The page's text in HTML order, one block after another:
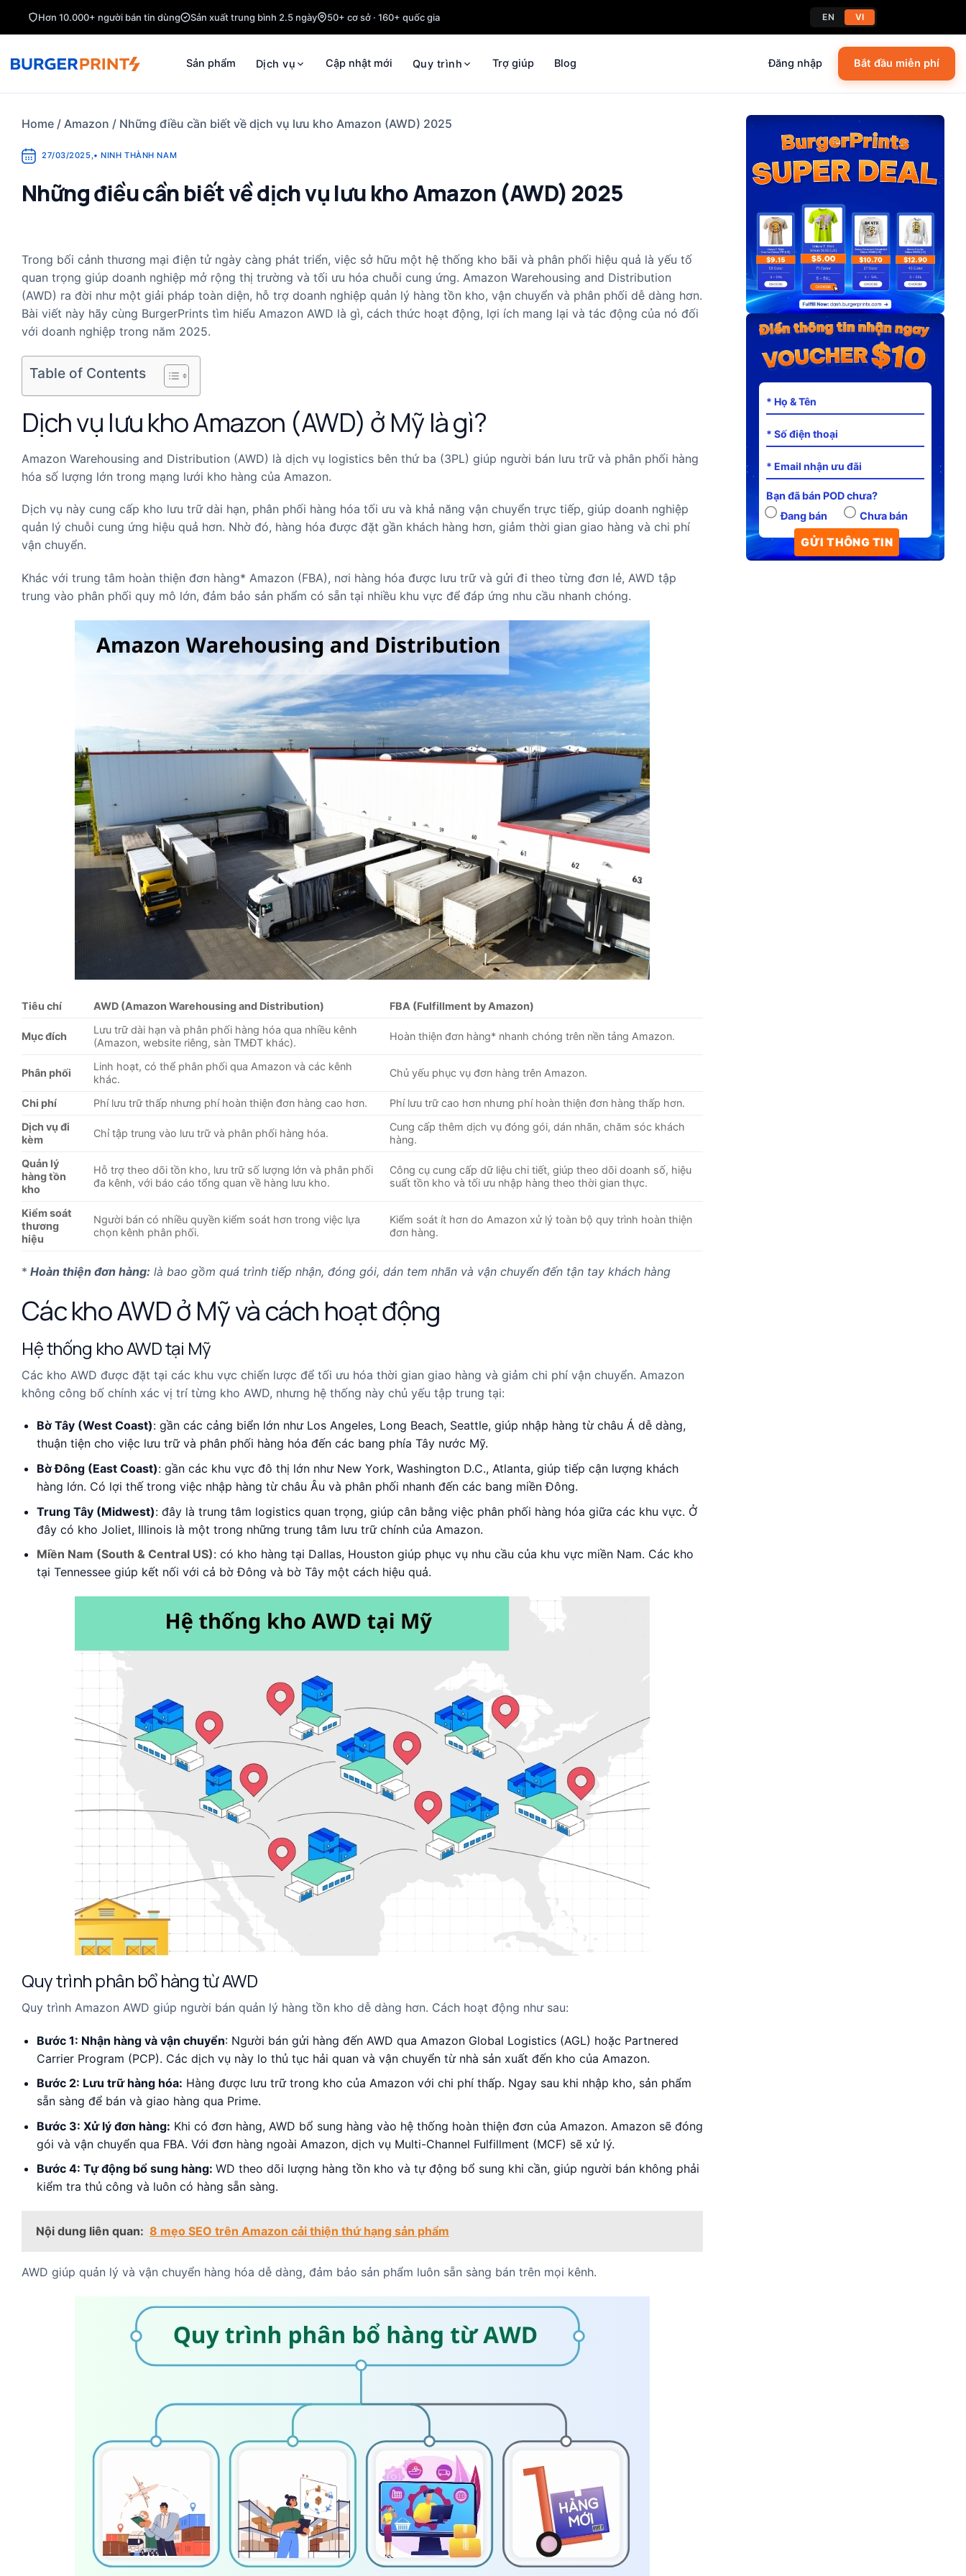
Hơn 10.000+ người bán tin dùng Sản xuất trung bình 2.5 ngày 50+ cơ sở · 160+ quốc gia EN VI
Sản phẩm Dịch vụ Cập nhật mới Quy trình Trợ giúp Blog Đăng nhập Bắt đầu miễn phí
Home / Amazon / Những điều cần biết về dịch vụ lưu kho Amazon (AWD) 2025
27/03/2025,• NINH THÀNH NAM
Những điều cần biết về dịch vụ lưu kho Amazon (AWD) 2025
Trong bối cảnh thương mại điện tử ngày càng phát triển, việc sở hữu một hệ thống kho bãi và phân phối hiệu quả là yếu tố
quan trọng giúp doanh nghiệp mở rộng thị trường và tối ưu hóa chuỗi cung ứng. Amazon Warehousing and Distribution
(AWD) ra đời như một giải pháp toàn diện, hỗ trợ doanh nghiệp quản lý hàng tồn kho, vận chuyển và phân phối dễ dàng hơn.
Bài viết này hãy cùng BurgerPrints tìm hiểu Amazon AWD là gì, cách thức hoạt động, lợi ích mang lại và tác động của nó đối
với doanh nghiệp trong năm 2025.
Table of Contents
Dịch vụ lưu kho Amazon (AWD) ở Mỹ là gì?
Amazon Warehousing and Distribution (AWD) là dịch vụ logistics bên thứ ba (3PL) giúp người bán lưu trữ và phân phối hàng
hóa số lượng lớn trong mạng lưới kho hàng của Amazon.
Dịch vụ này cung cấp kho lưu trữ dài hạn, phân phối hàng hóa tối ưu và khả năng vận chuyển trực tiếp, giúp doanh nghiệp
quản lý chuỗi cung ứng hiệu quả hơn. Nhờ đó, hàng hóa được đặt gần khách hàng hơn, giảm thời gian giao hàng và chi phí
vận chuyển.
Khác với trung tâm hoàn thiện đơn hàng* Amazon (FBA), nơi hàng hóa được lưu trữ và gửi đi theo từng đơn lẻ, AWD tập
trung vào phân phối quy mô lớn, đảm bảo sản phẩm có sẵn tại nhiều khu vực để đáp ứng nhu cầu nhanh chóng.
Tiêu chí AWD (Amazon Warehousing and Distribution) FBA (Fulfillment by Amazon)
Mục đích
Lưu trữ dài hạn và phân phối hàng hóa qua nhiều kênh
(Amazon, website riêng, sàn TMĐT khác).
Hoàn thiện đơn hàng* nhanh chóng trên nền tảng Amazon.
Phân phối
Linh hoạt, có thể phân phối qua Amazon và các kênh
khác.
Chủ yếu phục vụ đơn hàng trên Amazon.
Chi phí Phí lưu trữ thấp nhưng phí hoàn thiện đơn hàng cao hơn.
Phí lưu trữ cao hơn nhưng phí hoàn thiện đơn hàng thấp hơn.
Dịch vụ đi
kèm
Chỉ tập trung vào lưu trữ và phân phối hàng hóa.
Cung cấp thêm dịch vụ đóng gói, dán nhãn, chăm sóc khách
hàng.
Quản lý
hàng tồn
kho
Hỗ trợ theo dõi tồn kho, lưu trữ số lượng lớn và phân phối
đa kênh, với báo cáo tổng quan về hàng lưu kho.
Công cụ cung cấp dữ liệu chi tiết, giúp theo dõi doanh số, hiệu
suất tồn kho và tối ưu nhập hàng theo thời gian thực.
Kiểm soát
thương
hiệu
Người bán có nhiều quyền kiểm soát hơn trong việc lựa
chọn kênh phân phối.
Kiểm soát ít hơn do Amazon xử lý toàn bộ quy trình hoàn thiện
đơn hàng.
* Hoàn thiện đơn hàng: là bao gồm quá trình tiếp nhận, đóng gói, dán tem nhãn và vận chuyển đến tận tay khách hàng
Các kho AWD ở Mỹ và cách hoạt động
Hệ thống kho AWD tại Mỹ
Các kho AWD được đặt tại các khu vực chiến lược để tối ưu hóa thời gian giao hàng và giảm chi phí vận chuyển. Amazon
không công bố chính xác vị trí từng kho AWD, nhưng hệ thống này chủ yếu tập trung tại:
Bờ Tây (West Coast): gần các cảng biển lớn như Los Angeles, Long Beach, Seattle, giúp nhập hàng từ châu Á dễ dàng,
thuận tiện cho việc lưu trữ và phân phối hàng hóa đến các bang phía Tây nước Mỹ.
Bờ Đông (East Coast): gần các khu vực đô thị lớn như New York, Washington D.C., Atlanta, giúp tiếp cận lượng khách
hàng lớn. Có lợi thế trong việc nhập hàng từ châu Âu và phân phối nhanh đến các bang miền Đông.
Trung Tây (Midwest): đây là trung tâm logistics quan trọng, giúp cân bằng việc phân phối hàng hóa giữa các khu vực. Ở
đây có kho Joliet, Illinois là một trong những trung tâm lưu trữ chính của Amazon.
Miền Nam (South & Central US): có kho hàng tại Dallas, Houston giúp phục vụ nhu cầu của khu vực miền Nam. Các kho
tại Tennessee giúp kết nối với cả bờ Đông và bờ Tây một cách hiệu quả.
Quy trình phân bổ hàng từ AWD
Quy trình Amazon AWD giúp người bán quản lý hàng tồn kho dễ dàng hơn. Cách hoạt động như sau:
Bước 1: Nhận hàng và vận chuyển: Người bán gửi hàng đến AWD qua Amazon Global Logistics (AGL) hoặc Partnered
Carrier Program (PCP). Các dịch vụ này lo thủ tục hải quan và vận chuyển từ nhà sản xuất đến kho của Amazon.
Bước 2: Lưu trữ hàng hóa: Hàng được lưu trữ trong kho của Amazon với chi phí thấp. Ngay sau khi nhập kho, sản phẩm
sẵn sàng để bán và giao hàng qua Prime.
Bước 3: Xử lý đơn hàng: Khi có đơn hàng, AWD bổ sung hàng vào hệ thống hoàn thiện đơn của Amazon. Amazon sẽ đóng
gói và vận chuyển qua FBA. Với đơn hàng ngoài Amazon, dịch vụ Multi-Channel Fulfillment (MCF) sẽ xử lý.
Bước 4: Tự động bổ sung hàng: WD theo dõi lượng hàng tồn kho và tự động bổ sung khi cần, giúp người bán không phải
kiểm tra thủ công và luôn có hàng sẵn sàng.
Nội dung liên quan: 8 mẹo SEO trên Amazon cải thiện thứ hạng sản phẩm
AWD giúp quản lý và vận chuyển hàng hóa dễ dàng, đảm bảo sản phẩm luôn sẵn sàng bán trên mọi kênh.
Bạn đã bán POD chưa?
Đang bán
Chưa bán